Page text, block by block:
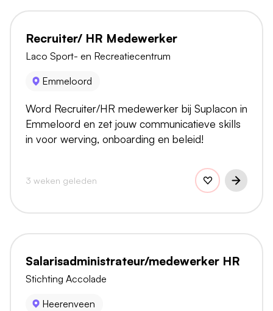
Recruiter/ HR Medewerker
Laco Sport- en Recreatiecentrum
Emmeloord
Word Recruiter/HR medewerker bij Suplacon in
Emmeloord en zet jouw communicatieve skills
in voor werving, onboarding en beleid!
3 weken geleden
Salarisadministrateur/medewerker HR
Stichting Accolade
Heerenveen